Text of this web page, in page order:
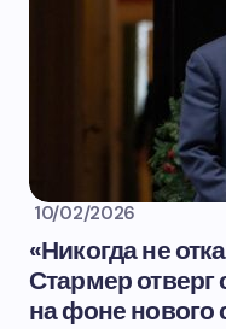
10/02/2026
«Никогда не
Стармер отверг
на фоне нового